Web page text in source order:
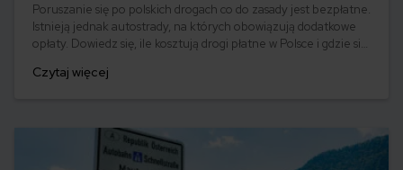
Poruszanie się po polskich drogach co do zasady jest bezpłatne.
Istnieją jednak autostrady, na których obowiązują dodatkowe
opłaty. Dowiedz się, ile kosztują drogi płatne w Polsce i gdzie się
europejskich.
Czytaj więcej